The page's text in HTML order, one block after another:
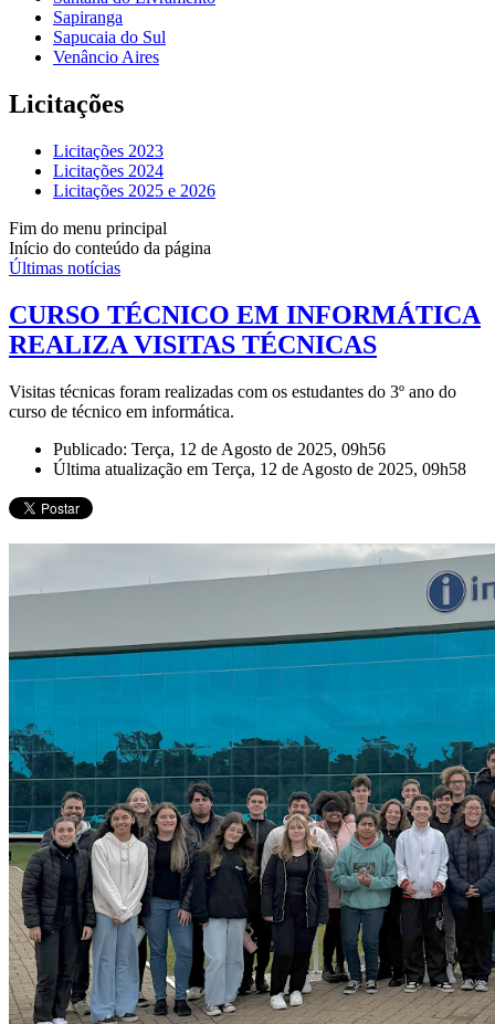
Sapiranga
Sapucaia do Sul
Venâncio Aires
Licitações
Licitações 2023
Licitações 2024
Licitações 2025 e 2026
Fim do menu principal
Início do conteúdo da página
Últimas notícias
CURSO TÉCNICO EM INFORMÁTICA
REALIZA VISITAS TÉCNICAS
Visitas técnicas foram realizadas com os estudantes do 3º ano do
curso de técnico em informática.
Publicado: Terça, 12 de Agosto de 2025, 09h56
Última atualização em Terça, 12 de Agosto de 2025, 09h58